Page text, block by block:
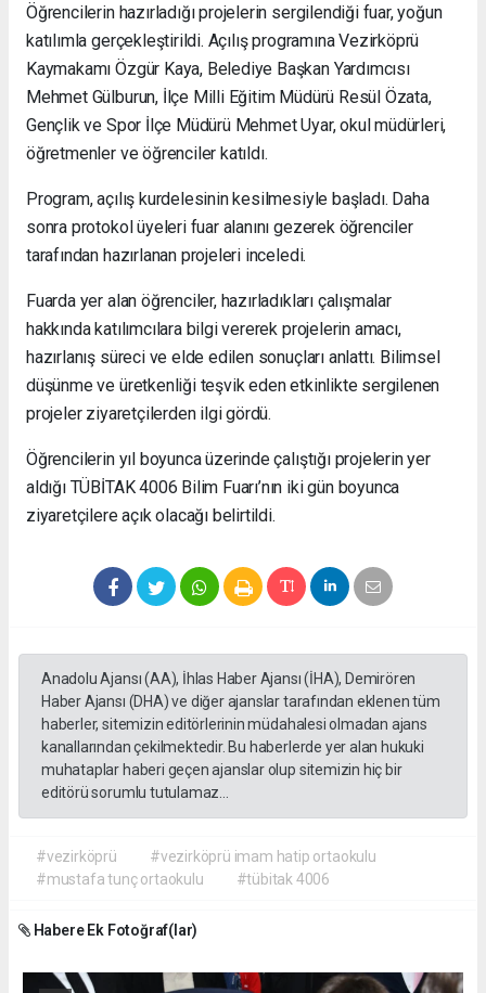
Öğrencilerin hazırladığı projelerin sergilendiği fuar, yoğun
katılımla gerçekleştirildi. Açılış programına Vezirköprü
Kaymakamı Özgür Kaya, Belediye Başkan Yardımcısı
Mehmet Gülburun, İlçe Milli Eğitim Müdürü Resül Özata,
Gençlik ve Spor İlçe Müdürü Mehmet Uyar, okul müdürleri,
öğretmenler ve öğrenciler katıldı.
Program, açılış kurdelesinin kesilmesiyle başladı. Daha
sonra protokol üyeleri fuar alanını gezerek öğrenciler
tarafından hazırlanan projeleri inceledi.
Fuarda yer alan öğrenciler, hazırladıkları çalışmalar
hakkında katılımcılara bilgi vererek projelerin amacı,
hazırlanış süreci ve elde edilen sonuçları anlattı. Bilimsel
düşünme ve üretkenliği teşvik eden etkinlikte sergilenen
projeler ziyaretçilerden ilgi gördü.
Öğrencilerin yıl boyunca üzerinde çalıştığı projelerin yer
aldığı TÜBİTAK 4006 Bilim Fuarı’nın iki gün boyunca
ziyaretçilere açık olacağı belirtildi.
Anadolu Ajansı (AA), İhlas Haber Ajansı (İHA), Demirören
Haber Ajansı (DHA) ve diğer ajanslar tarafından eklenen tüm
haberler, sitemizin editörlerinin müdahalesi olmadan ajans
kanallarından çekilmektedir. Bu haberlerde yer alan hukuki
muhataplar haberi geçen ajanslar olup sitemizin hiç bir
editörü sorumlu tutulamaz...
#vezirköprü
#vezirköprü imam hatip ortaokulu
#mustafa tunç ortaokulu
#tübitak 4006
Habere Ek Fotoğraf(lar)